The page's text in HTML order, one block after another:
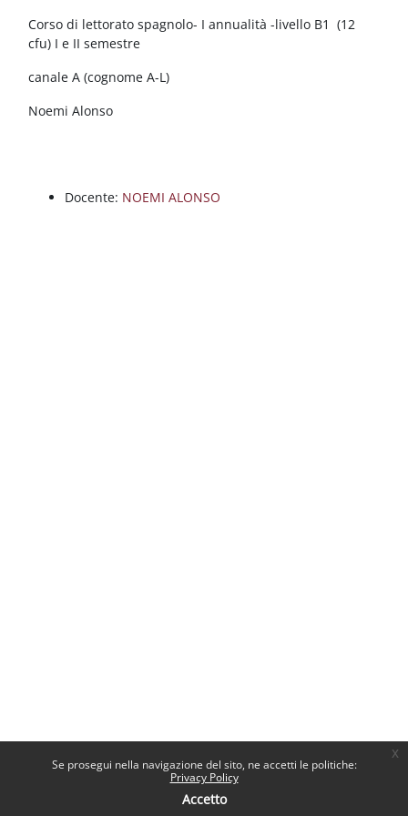
Se prosegui nella navigazione del sito, ne accetti le politiche:
Privacy Policy
Accetto
x
Corso di lettorato spagnolo- I annualità -livello B1 (12
cfu) I e II semestre
canale A (cognome A-L)
Noemi Alonso
Docente: NOEMI ALONSO